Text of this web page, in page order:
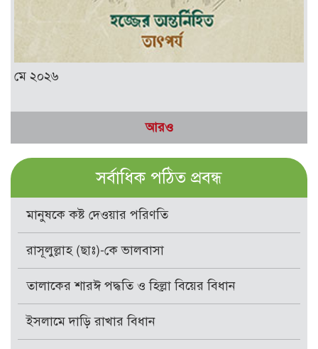
মে ২০২৬
আরও
সর্বাধিক পঠিত প্রবন্ধ
মানুষকে কষ্ট দেওয়ার পরিণতি
রাসূলুল্লাহ (ছাঃ)-কে ভালবাসা
তালাকের শারঈ পদ্ধতি ও হিল্লা বিয়ের বিধান
ইসলামে দাড়ি রাখার বিধান